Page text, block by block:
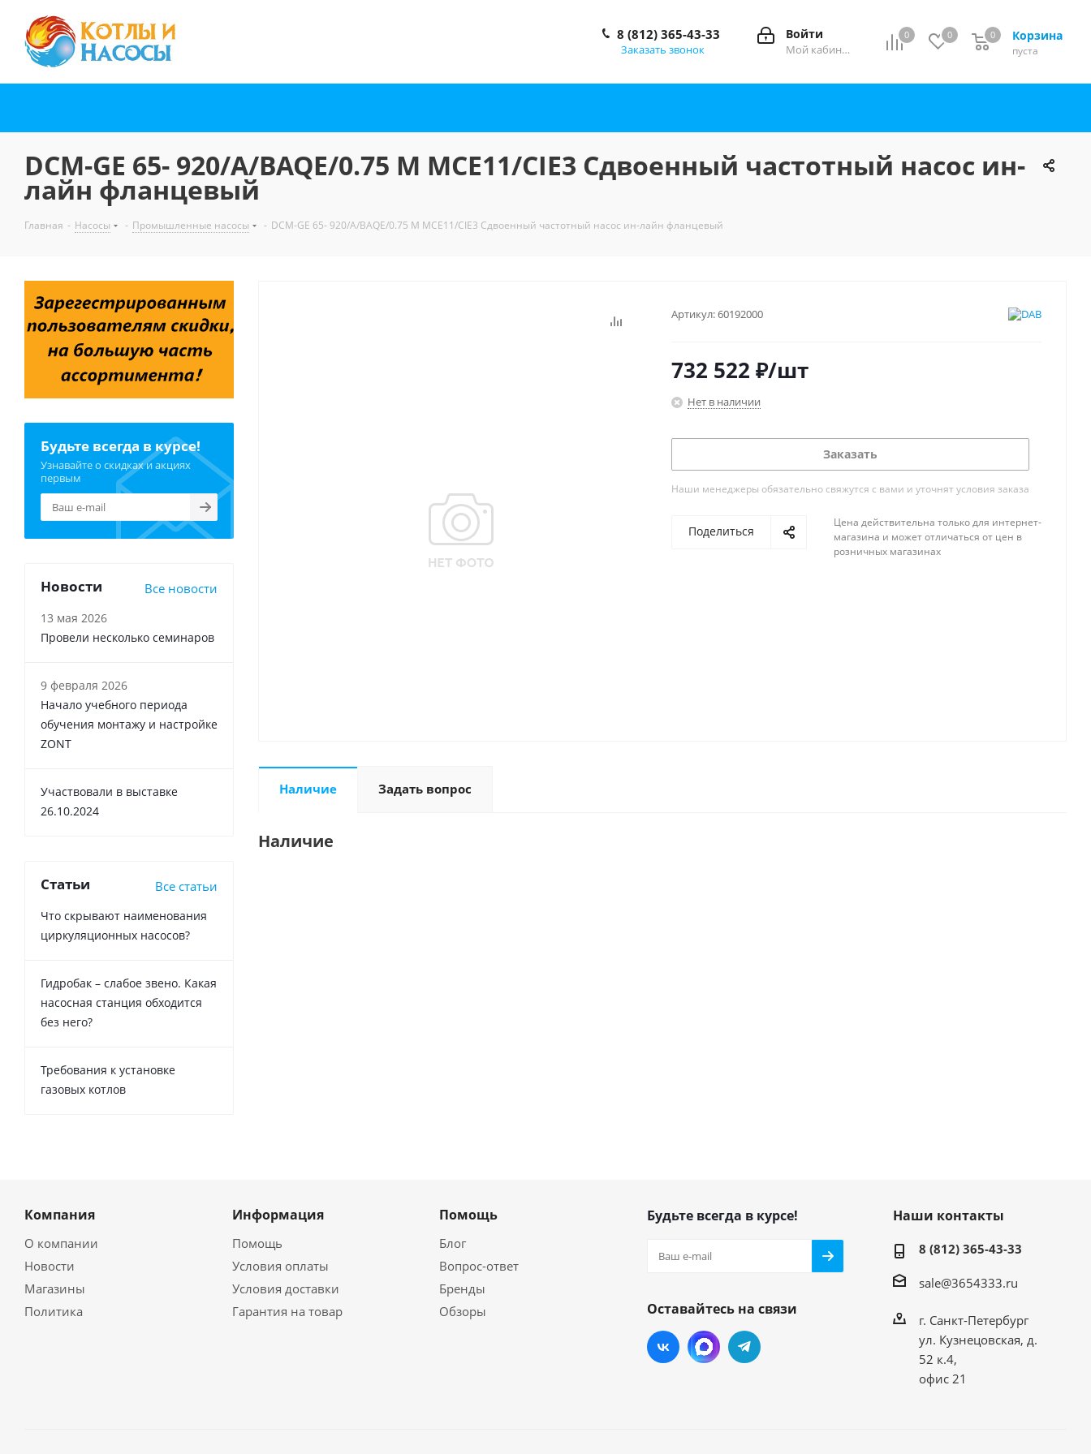
0 0 Корзина
0
пуста
0
Войти
Мой кабинет
8 (812) 365-43-33
Заказать звонок
DCM-GE 65- 920/A/BAQE/0.75 M MCE11/CIE3 Сдвоенный частотный насос ин-
лайн фланцевый
Главная - Насосы - Промышленные насосы - DCM-GE 65- 920/A/BAQE/0.75 M MCE11/CIE3 Сдвоенный частотный насос ин-лайн фланцевый
Артикул:60192000
732 522 ₽/шт
Нет в наличии
Заказать
Наши менеджеры обязательно свяжутся с вами и уточнят условия заказа
Поделиться
Цена действительна только для интернет-
магазина и может отличаться от цен в
розничных магазинах
Наличие Задать вопрос
Наличие
Будьте всегда в курсе!
Узнавайте о скидках и акциях
первым
Новости Все новости
13 мая 2026
Провели несколько семинаров
9 февраля 2026
Начало учебного периода
обучения монтажу и настройке
ZONT
Участвовали в выставке
26.10.2024
Статьи Все статьи
Что скрывают наименования
циркуляционных насосов?
Гидробак – слабое звено. Какая
насосная станция обходится
без него?
Требования к установке
газовых котлов
Компания
О компании
Новости
Магазины
Политика
Информация
Помощь
Условия оплаты
Условия доставки
Гарантия на товар
Помощь
Блог
Вопрос-ответ
Бренды
Обзоры
Будьте всегда в курсе!
Оставайтесь на связи
Наши контакты
8 (812) 365-43-33
sale@3654333.ru
г. Санкт-Петербург
ул. Кузнецовская, д.
52 к.4,
офис 21